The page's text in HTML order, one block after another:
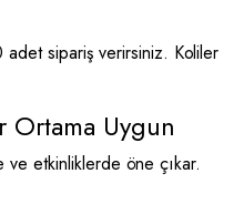
sipariş verirsiniz. Koliler
Ortama Uygun
etkinliklerde öne çıkar.